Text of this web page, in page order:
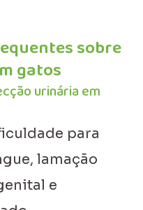
sobre
gatos
urinária em
para
lamação
e